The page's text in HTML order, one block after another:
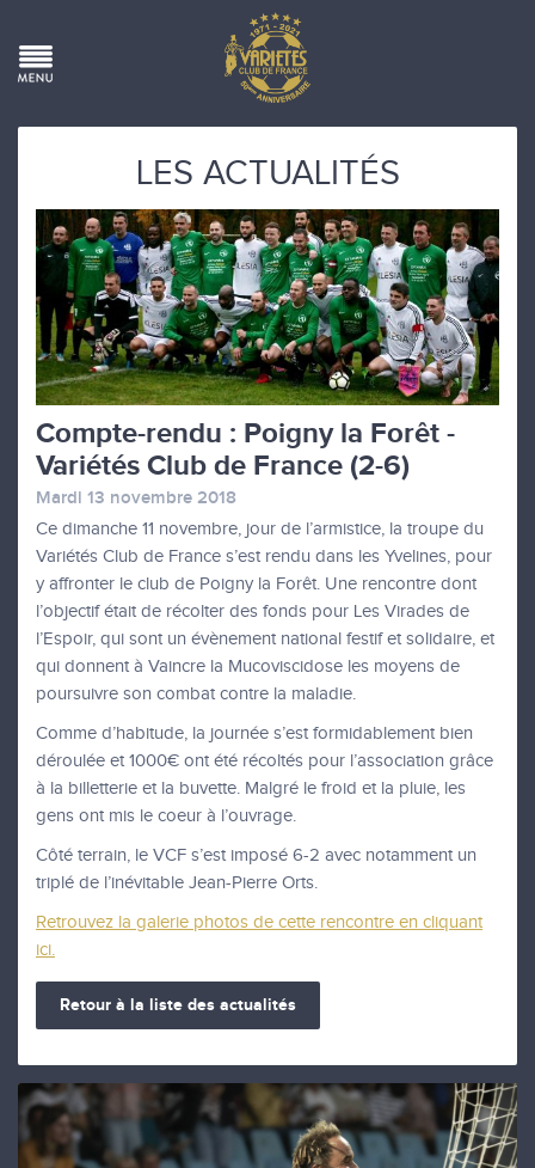
LES ACTUALITÉS
Compte-rendu : Poigny la Forêt -
Variétés Club de France (2-6)
Mardi 13 novembre 2018
Ce dimanche 11 novembre, jour de l’armistice, la troupe du
Variétés Club de France s’est rendu dans les Yvelines, pour
y affronter le club de Poigny la Forêt. Une rencontre dont
l’objectif était de récolter des fonds pour Les Virades de
l’Espoir, qui sont un évènement national festif et solidaire, et
qui donnent à Vaincre la Mucoviscidose les moyens de
poursuivre son combat contre la maladie.
Comme d’habitude, la journée s’est formidablement bien
déroulée et 1000€ ont été récoltés pour l’association grâce
à la billetterie et la buvette. Malgré le froid et la pluie, les
gens ont mis le coeur à l’ouvrage.
Côté terrain, le VCF s’est imposé 6-2 avec notamment un
triplé de l’inévitable Jean-Pierre Orts.
Retrouvez la galerie photos de cette rencontre en cliquant
ici.
Retour à la liste des actualités